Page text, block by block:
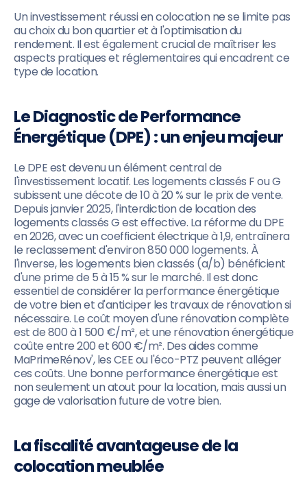
Un investissement réussi en colocation ne se limite pas
au choix du bon quartier et à l'optimisation du
rendement. Il est également crucial de maîtriser les
aspects pratiques et réglementaires qui encadrent ce
type de location.
Le Diagnostic de Performance
Énergétique (DPE) : un enjeu majeur
Le DPE est devenu un élément central de
l'investissement locatif. Les logements classés F ou G
subissent une décote de 10 à 20 % sur le prix de vente.
Depuis janvier 2025, l'interdiction de location des
logements classés G est effective. La réforme du DPE
en 2026, avec un coefficient électrique à 1,9, entraînera
le reclassement d'environ 850 000 logements. À
l'inverse, les logements bien classés (a/b) bénéficient
d'une prime de 5 à 15 % sur le marché. Il est donc
essentiel de considérer la performance énergétique
de votre bien et d'anticiper les travaux de rénovation si
nécessaire. Le coût moyen d'une rénovation complète
est de 800 à 1 500 €/m², et une rénovation énergétique
coûte entre 200 et 600 €/m². Des aides comme
MaPrimeRénov', les CEE ou l'éco-PTZ peuvent alléger
ces coûts. Une bonne performance énergétique est
non seulement un atout pour la location, mais aussi un
gage de valorisation future de votre bien.
La fiscalité avantageuse de la
colocation meublée